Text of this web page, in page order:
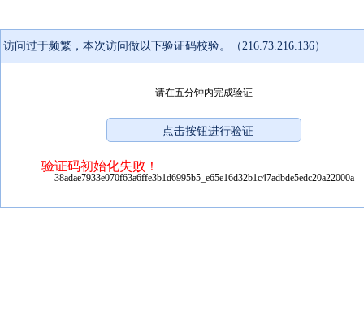
访问过于频繁，本次访问做以下验证码校验。（216.73.216.136）
请在五分钟内完成验证
验证码初始化失败！
38adae7933e070f63a6ffe3b1d6995b5_e65e16d32b1c47adbde5edc20a22000a